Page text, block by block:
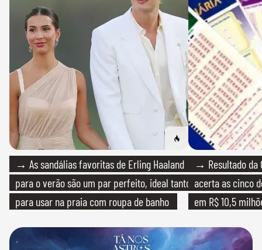
→ As sandálias favoritas de Erling Haaland
para o verão são um par perfeito, ideal tanto
para usar na praia com roupa de banho
→ Resultado da
acerta as cinco
em R$ 10,5